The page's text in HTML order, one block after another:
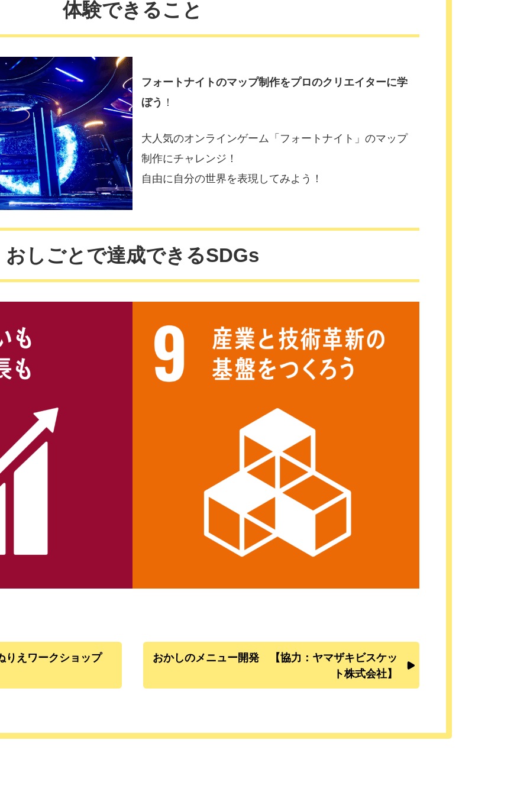
体験できること
フォートナイトのマップ制作をプロのクリエイターに学
ぼう ！
大人気のオンラインゲーム「フォートナイト」のマップ
制作にチャレンジ！
自由に自分の世界を表現してみよう！
おしごとで達成できるSDGs
りえワークショップ
おかしのメニュー開発 【協力：ヤマザキビスケッ
ト株式会社】